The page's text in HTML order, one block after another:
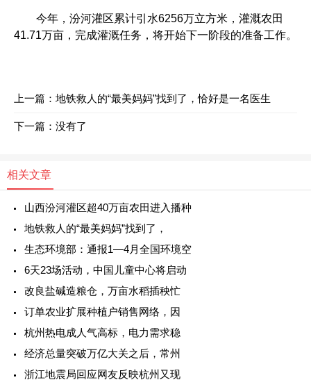
今年，汾河灌区累计引水6256万立方米，灌溉农田
41.71万亩，完成灌溉任务，将开始下一阶段的准备工作。
上一篇： 地铁救人的“最美妈妈”找到了，恰好是一名医生
下一篇：没有了
相关文章
山西汾河灌区超40万亩农田进入播种
地铁救人的“最美妈妈”找到了，
生态环境部：通报1—4月全国环境空
6天23场活动，中国儿童中心将启动
改良盐碱造粮仓，万亩水稻插秧忙
订单农业扩展种植户销售网络，因
杭州热电成人气高标，电力需求稳
经济总量突破万亿大关之后，常州
浙江地震局回应网友反映杭州又现